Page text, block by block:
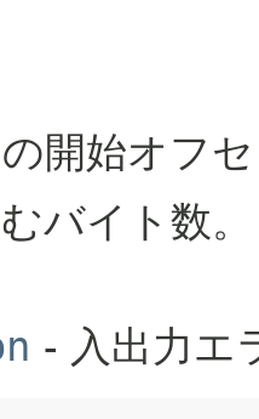
開始オフ
バイト数。
- 入出力エ